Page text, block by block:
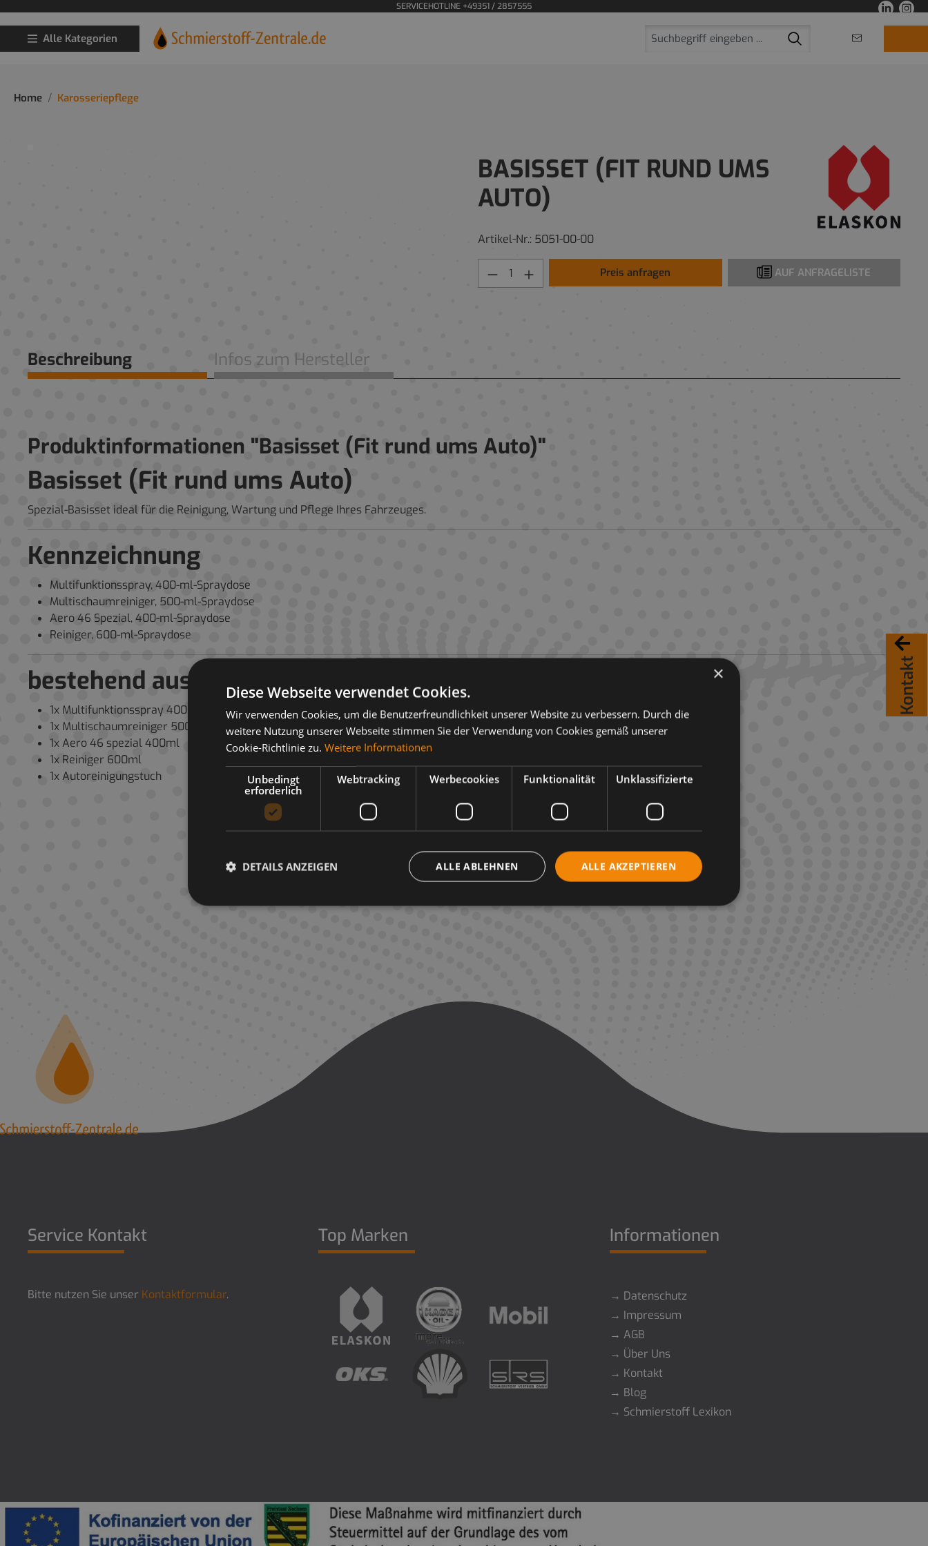
SERVICEHOTLINE +49351 / 2857555
Alle Kategorien
Kontakt
Home Karosseriepflege
BASISSET (FIT RUND UMS
AUTO)
Artikel-Nr.: 5051-00-00
Preis anfragen AUF ANFRAGELISTE
Beschreibung Infos zum Hersteller
Produktinformationen "Basisset (Fit rund ums Auto)"
Basisset (Fit rund ums Auto)
Spezial-Basisset ideal für die Reinigung, Wartung und Pflege Ihres Fahrzeuges.
Kennzeichnung
Multifunktionsspray, 400-ml-Spraydose
Multischaumreiniger, 500-ml-Spraydose
Aero 46 Spezial, 400-ml-Spraydose
Reiniger, 600-ml-Spraydose
bestehend aus:
1x Multifunktionsspray 400ml
1x Multischaumreiniger 500ml
1x Aero 46 spezial 400ml
1x Reiniger 600ml
1x Autoreinigungstuch
Service Kontakt
Bitte nutzen Sie unser Kontaktformular.
Top Marken Informationen
Datenschutz
Impressum
AGB
Über Uns
Kontakt
Blog
Schmierstoff Lexikon
×
Diese Webseite verwendet Cookies.
Wir verwenden Cookies, um die Benutzerfreundlichkeit unserer Website zu verbessern. Durch die
weitere Nutzung unserer Webseite stimmen Sie der Verwendung von Cookies gemäß unserer
Cookie-Richtlinie zu. Weitere Informationen
Unbedingt
erforderlich
Webtracking Werbecookies Funktionalität Unklassifizierte
ALLE AKZEPTIEREN
ALLE ABLEHNEN
DETAILS ANZEIGEN